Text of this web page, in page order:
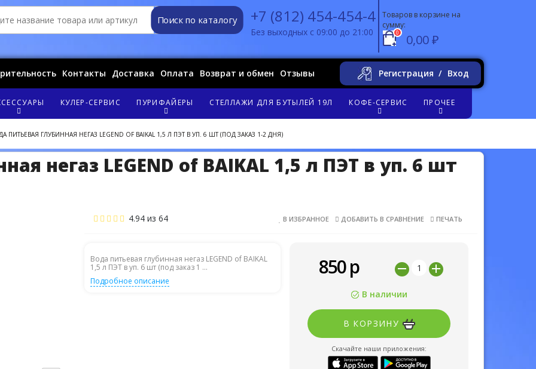
Поиск по каталогу +7 (812) 454-454-4
Без выходных с 09:00 до 21:00
Товаров в корзине на
сумму:
0 0,00 ₽
Контакты Доставка Оплата Возврат и обмен Отзывы Регистрация Вход
КУЛЕР-СЕРВИС ПУРИФАЙЕРЫ СТЕЛЛАЖИ ДЛЯ БУТЫЛЕЙ 19Л КОФЕ-СЕРВИС ПРОЧЕЕ
ПИТЬЕВАЯ ГЛУБИННАЯ НЕГАЗ LEGEND OF BAIKAL 1,5 Л ПЭТ В УП. 6 ШТ (ПОД ЗАКАЗ 1-2 ДНЯ)
негаз LEGEND of BAIKAL 1,5 л ПЭТ в уп. 6 шт
4.94из 64 В ИЗБРАННОЕ ДОБАВИТЬ В СРАВНЕНИЕ ПЕЧАТЬ
Вода питьевая глубинная негаз LEGEND of BAIKAL
1,5 л ПЭТ в уп. 6 шт (под заказ 1 ...
Подробное описание
850р
В наличии
В КОРЗИНУ
Скачайте наши приложения: